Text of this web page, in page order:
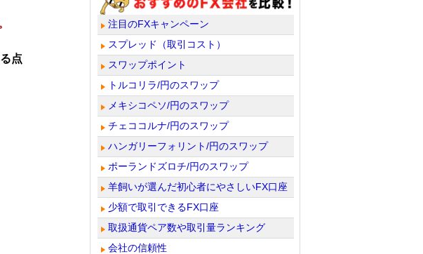
点
注目のFXキャンペーン
スプレッド（取引コスト）
スワップポイント
トルコリラ/円のスワップ
メキシコペソ/円のスワップ
チェココルナ/円のスワップ
ハンガリーフォリント/円のスワップ
ポーランドズロチ/円のスワップ
羊飼いが選んだ初心者にやさしいFX口座
少額で取引できるFX口座
取扱通貨ペア数や取引量ランキング
会社の信頼性